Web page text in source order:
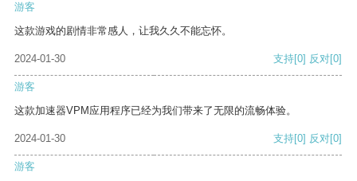
游客
这款游戏的剧情非常感人，让我久久不能忘怀。
2024-01-30 支持[0] 反对[0]
游客
这款加速器VPM应用程序已经为我们带来了无限的流畅体验。
2024-01-30 支持[0] 反对[0]
游客